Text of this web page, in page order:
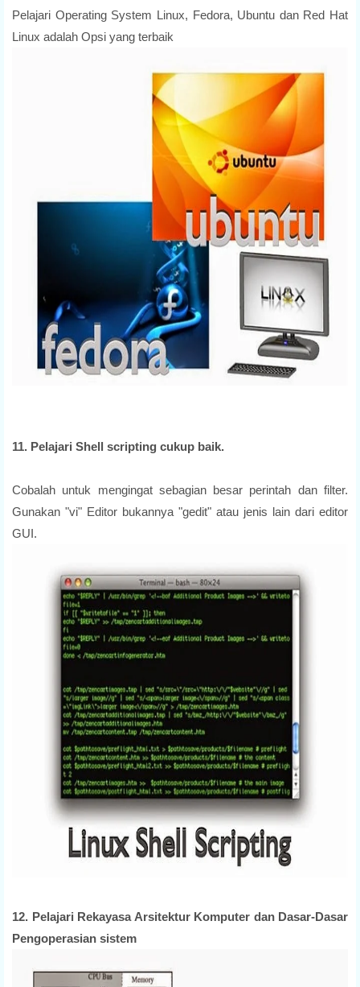
Pelajari Operating System Linux, Fedora, Ubuntu dan Red Hat
Linux adalah Opsi yang terbaik
11. Pelajari Shell scripting cukup baik.
Cobalah untuk mengingat sebagian besar perintah dan filter.
Gunakan "vi" Editor bukannya "gedit" atau jenis lain dari editor
GUI.
12. Pelajari Rekayasa Arsitektur Komputer dan Dasar-Dasar
Pengoperasian sistem